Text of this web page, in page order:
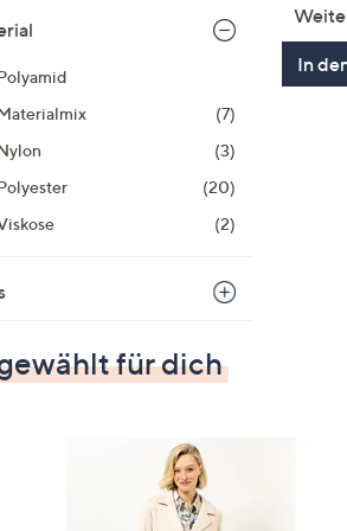
(7)
(3)
(20)
(2)
In
für dich